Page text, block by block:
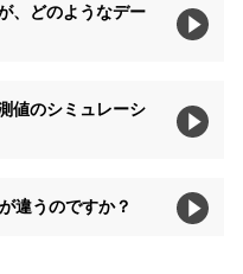
、どのようなデー
値のシミュレーシ
違うのですか？